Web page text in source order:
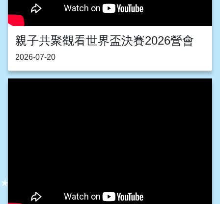
親子共聚觀看世界盃決賽2026營會
2026-07-20